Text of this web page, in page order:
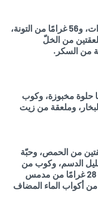
طبق سلطة مكونة من الخضروات، و56 غرامًا من التونة،
من الخلّ
من السكر.
حلوة مخبوزة، وكوب
وملعقة من زيت
من الحمص، وحبّة
الدسم، وكوب من
التوت، وثلث كوب من الجزر مع 28 غرامًا من مدمس
من أكواب الماء المضاف